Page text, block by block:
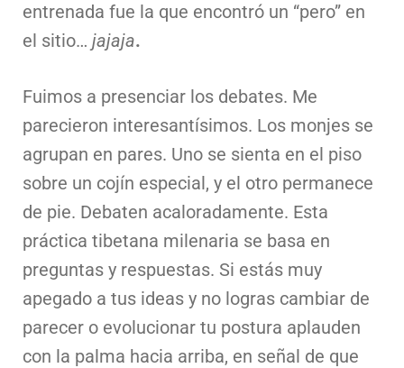
entrenada fue la que encontró un “pero” en
el sitio… jajaja.
Fuimos a presenciar los debates. Me
parecieron interesantísimos. Los monjes se
agrupan en pares. Uno se sienta en el piso
sobre un cojín especial, y el otro permanece
de pie. Debaten acaloradamente. Esta
práctica tibetana milenaria se basa en
preguntas y respuestas. Si estás muy
apegado a tus ideas y no logras cambiar de
parecer o evolucionar tu postura aplauden
con la palma hacia arriba, en señal de que